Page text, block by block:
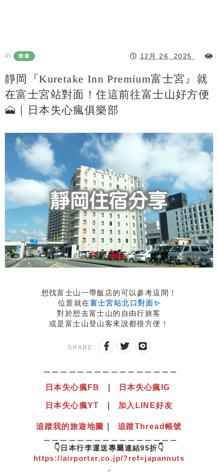
in 旅遊 12月 26, 2025
靜岡『Kuretake Inn Premium富士宮』就
在富士宮站對面！住這前往富士山好方便
🗻｜日本失心瘋俱樂部
想找富士山一帶飯店的可以參考這間！
位置就在富士宮站北口對面✨
對於想去富士山的自由行旅客
或是富士山登山客來說都很方便！
SHARE:
日本失心瘋 F B 日本失心瘋IG
日本失心瘋YT 加入LINE好友
追蹤我的旅遊地圖
追蹤Thread帳號
👇日本行李運送專屬連結95折👇
https://airporter.co.jp/?ref=japannuts
．